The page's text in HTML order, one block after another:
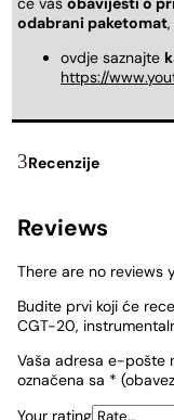
odabrani paketomat
ovdje saznajte
https://
Recenzije
Reviews
There are no reviews
Budite prvi koji će
CGT-20,
Vaša adresa e-pošte
označena sa *
Your rating